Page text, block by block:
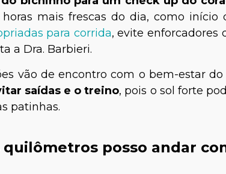
horas mais frescas do dia, como
para corrida, evite enforcadores
a Dra. Barbieri.
vão de encontro com o bem-estar do
saídas e o treino, pois o sol forte
patinhas.
quilômetros posso andar
Lysandra Barbieri
Médica-Veterinária